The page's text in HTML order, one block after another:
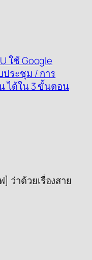
ใช้ Google
ประชุม / การ
ได้ใน 3 ขั้นตอน
ว่าด้วยเรื่องสาย